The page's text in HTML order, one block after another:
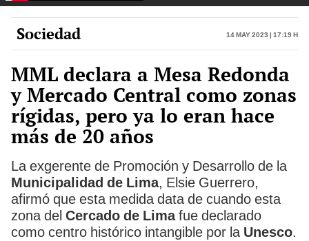
Petroperú | Sin Guion con
Rosa María Palacios
Sociedad 14 May 2023 | 17:19 h
MML declara a Mesa Redonda
y Mercado Central como zonas
rígidas, pero ya lo eran hace
más de 20 años
La exgerente de Promoción y Desarrollo de la
Municipalidad de Lima, Elsie Guerrero,
afirmó que esta medida data de cuando esta
zona del Cercado de Limafue declarado
como centro histórico intangible por la Unesco.